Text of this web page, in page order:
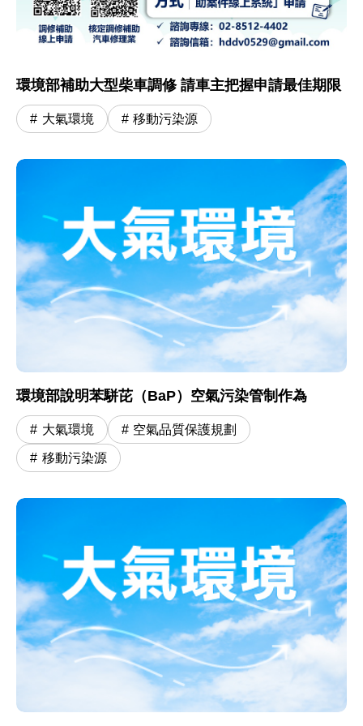
環境部補助大型柴車調修 請車主把握申請最佳期限
大氣環境 移動污染源
環境部說明苯駢芘（BaP）空氣污染管制作為
大氣環境 空氣品質保護規劃
移動污染源